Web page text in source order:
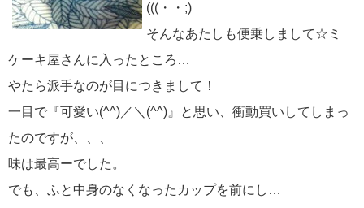
(((・・;)
そんなあたしも便乗しまして☆ミ
ケーキ屋さんに入ったところ…
やたら派手なのが目につきまして！
一目で『可愛い(^^)／＼(^^)』と思い、衝動買いしてしまっ
たのですが、、、
味は最高ーでした。
でも、ふと中身のなくなったカップを前にし…